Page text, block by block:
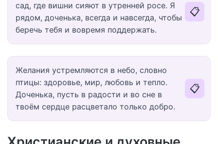
сад, где вишни сияют в утренней росе. Я
рядом, доченька, всегда и навсегда, чтобы
беречь тебя и вовремя поддержать.
📋
Желания устремляются в небо, словно
птицы: здоровье, мир, любовь и тепло.
Доченька, пусть в радости и во сне в
твоём сердце расцветало только добро.
📋